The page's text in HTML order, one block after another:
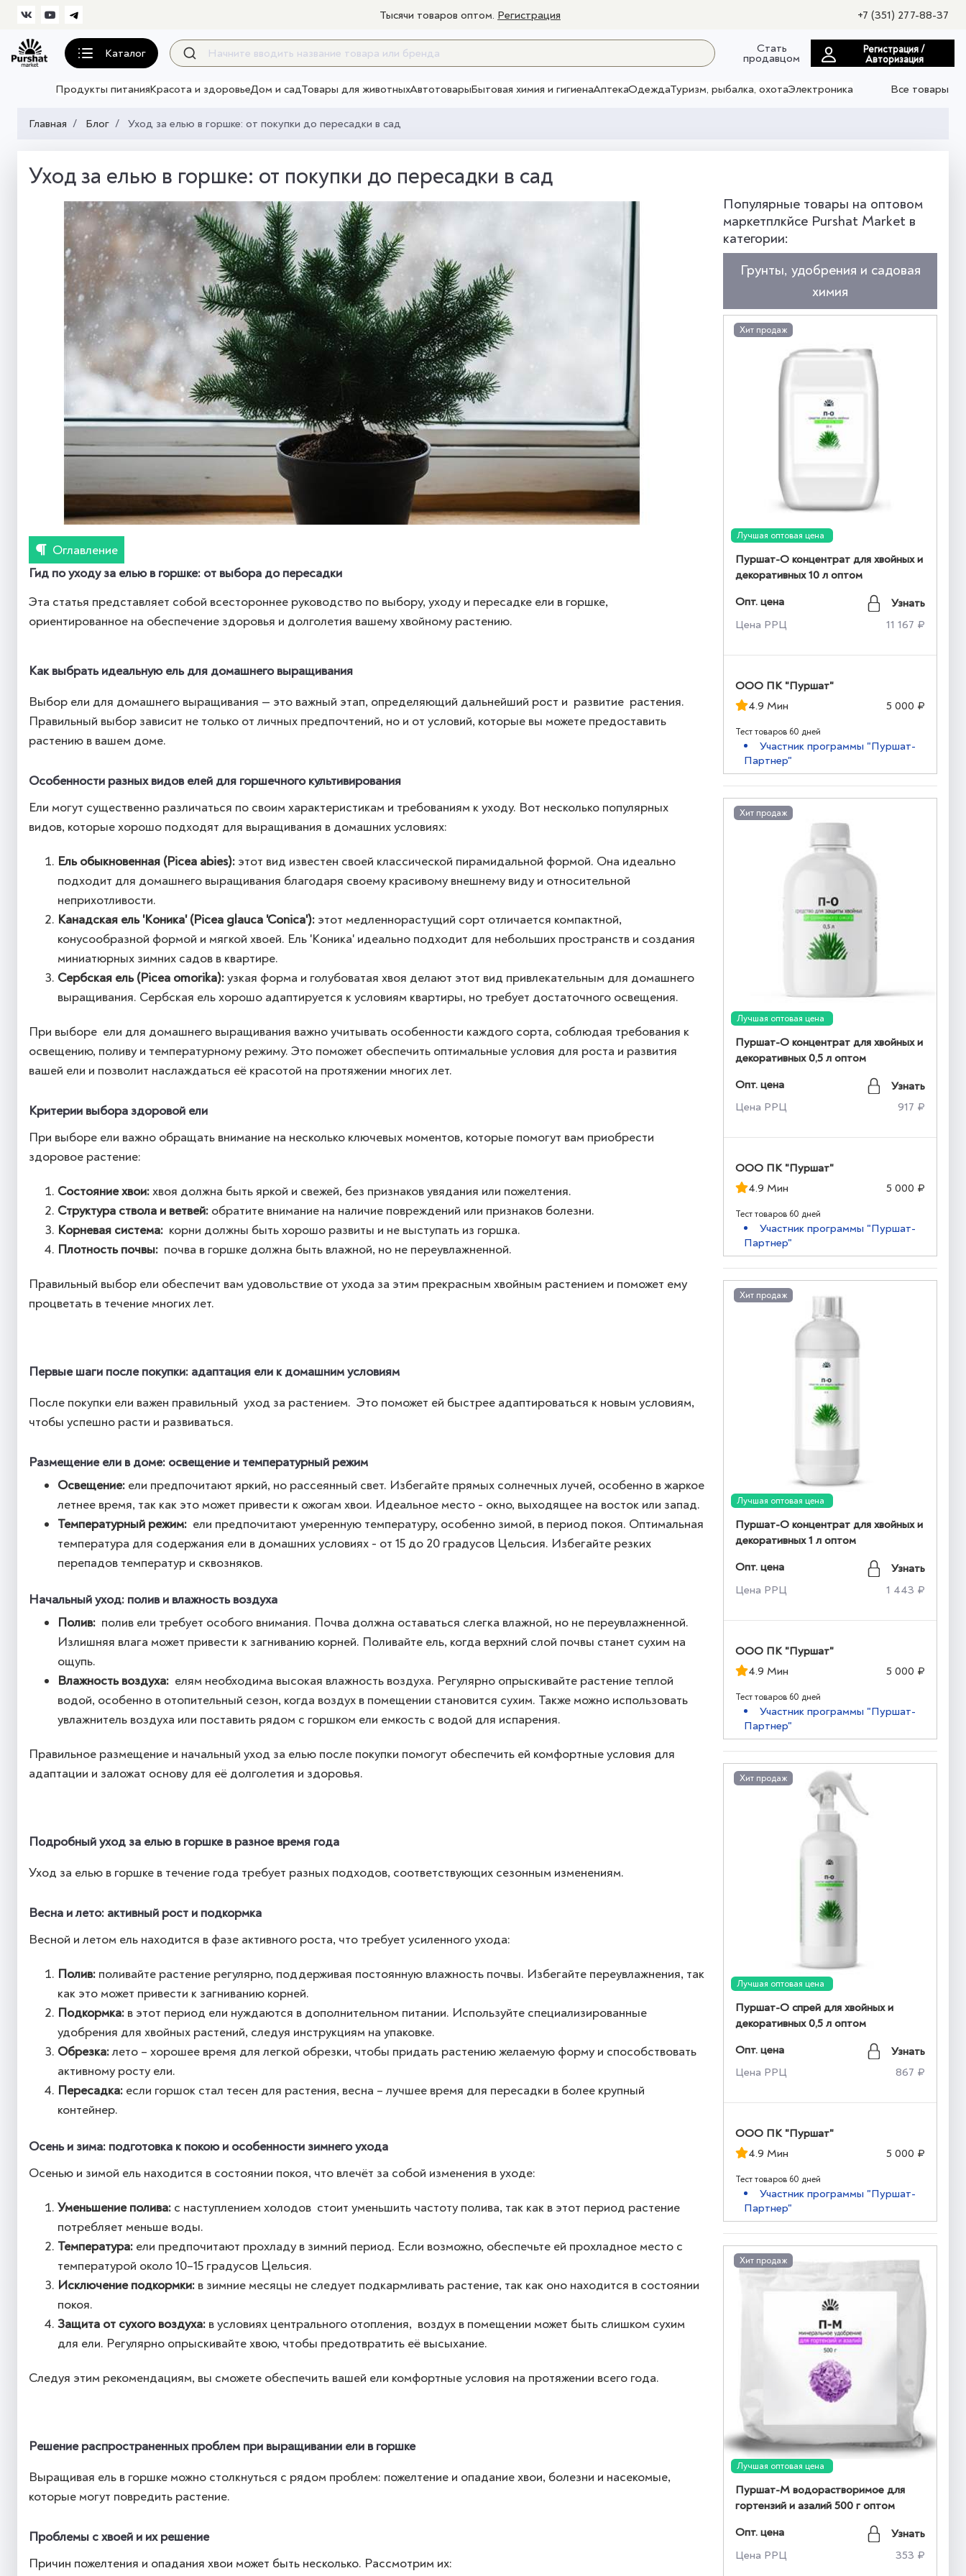
Тысячи товаров оптом. Регистрация +7 (351) 277-88-37
Каталог Стать
продавцом
Регистрация /
Авторизация
Продукты питанияКрасота и здоровьеДом и садТовары для животныхАвтотоварыБытовая химия и гигиенаАптекаОдеждаТуризм, рыбалка, охотаЭлектроника
Все товары
Главная Блог Уход за елью в горшке: от покупки до пересадки в сад
Уход за елью в горшке: от покупки до пересадки в сад
Оглавление
Гид по уходу за елью в горшке: от выбора до пересадки
Эта статья представляет собой всестороннее руководство по выбору, уходу и пересадке ели в горшке,
ориентированное на обеспечение здоровья и долголетия вашему хвойному растению.
Как выбрать идеальную ель для домашнего выращивания
Выбор ели для домашнего выращивания — это важный этап, определяющий дальнейший рост и развитие растения.
Правильный выбор зависит не только от личных предпочтений, но и от условий, которые вы можете предоставить
растению в вашем доме.
Особенности разных видов елей для горшечного культивирования
Ели могут существенно различаться по своим характеристикам и требованиям к уходу. Вот несколько популярных
видов, которые хорошо подходят для выращивания в домашних условиях:
Ель обыкновенная (Picea abies): этот вид известен своей классической пирамидальной формой. Она идеально
подходит для домашнего выращивания благодаря своему красивому внешнему виду и относительной
неприхотливости.
Канадская ель 'Коника' (Picea glauca 'Conica'): этот медленнорастущий сорт отличается компактной,
конусообразной формой и мягкой хвоей. Ель 'Коника' идеально подходит для небольших пространств и создания
миниатюрных зимних садов в квартире.
Сербская ель (Picea omorika):узкая форма и голубоватая хвоя делают этот вид привлекательным для домашнего
выращивания. Сербская ель хорошо адаптируется к условиям квартиры, но требует достаточного освещения.
При выборе ели для домашнего выращивания важно учитывать особенности каждого сорта, соблюдая требования к
освещению, поливу и температурному режиму. Это поможет обеспечить оптимальные условия для роста и развития
вашей ели и позволит наслаждаться её красотой на протяжении многих лет.
Критерии выбора здоровой ели
При выборе ели важно обращать внимание на несколько ключевых моментов, которые помогут вам приобрести
здоровое растение:
Состояние хвои:хвоя должна быть яркой и свежей, без признаков увядания или пожелтения.
Структура ствола и ветвей: обратите внимание на наличие повреждений или признаков болезни.
Корневая система: корни должны быть хорошо развиты и не выступать из горшка.
Плотность почвы: почва в горшке должна быть влажной, но не переувлажненной.
Правильный выбор ели обеспечит вам удовольствие от ухода за этим прекрасным хвойным растением и поможет ему
процветать в течение многих лет.
Первые шаги после покупки: адаптация ели к домашним условиям
После покупки ели важен правильный уход за растением. Это поможет ей быстрее адаптироваться к новым условиям,
чтобы успешно расти и развиваться.
Размещение ели в доме: освещение и температурный режим
Освещение: ели предпочитают яркий, но рассеянный свет. Избегайте прямых солнечных лучей, особенно в жаркое
летнее время, так как это может привести к ожогам хвои. Идеальное место - окно, выходящее на восток или запад.
Температурный режим: ели предпочитают умеренную температуру, особенно зимой, в период покоя. Оптимальная
температура для содержания ели в домашних условиях - от 15 до 20 градусов Цельсия. Избегайте резких
перепадов температур и сквозняков.
Начальный уход: полив и влажность воздуха
Полив: полив ели требует особого внимания. Почва должна оставаться слегка влажной, но не переувлажненной.
Излишняя влага может привести к загниванию корней. Поливайте ель, когда верхний слой почвы станет сухим на
ощупь.
Влажность воздуха: елям необходима высокая влажность воздуха. Регулярно опрыскивайте растение теплой
водой, особенно в отопительный сезон, когда воздух в помещении становится сухим. Также можно использовать
увлажнитель воздуха или поставить рядом с горшком ели емкость с водой для испарения.
Правильное размещение и начальный уход за елью после покупки помогут обеспечить ей комфортные условия для
адаптации и заложат основу для её долголетия и здоровья.
Подробный уход за елью в горшке в разное время года
Уход за елью в горшке в течение года требует разных подходов, соответствующих сезонным изменениям.
Весна и лето: активный рост и подкормка
Весной и летом ель находится в фазе активного роста, что требует усиленного ухода:
Полив: поливайте растение регулярно, поддерживая постоянную влажность почвы. Избегайте переувлажнения, так
как это может привести к загниванию корней.
Подкормка: в этот период ели нуждаются в дополнительном питании. Используйте специализированные
удобрения для хвойных растений, следуя инструкциям на упаковке.
Обрезка:лето – хорошее время для легкой обрезки, чтобы придать растению желаемую форму и способствовать
активному росту ели.
Пересадка: если горшок стал тесен для растения, весна – лучшее время для пересадки в более крупный
контейнер.
Осень и зима: подготовка к покою и особенности зимнего ухода
Осенью и зимой ель находится в состоянии покоя, что влечёт за собой изменения в уходе:
Уменьшение полива: с наступлением холодов стоит уменьшить частоту полива, так как в этот период растение
потребляет меньше воды.
Температура: ели предпочитают прохладу в зимний период. Если возможно, обеспечьте ей прохладное место с
температурой около 10–15 градусов Цельсия.
Исключение подкормки: в зимние месяцы не следует подкармливать растение, так как оно находится в состоянии
покоя.
Защита от сухого воздуха: в условиях центрального отопления, воздух в помещении может быть слишком сухим
для ели. Регулярно опрыскивайте хвою, чтобы предотвратить её высыхание.
Следуя этим рекомендациям, вы сможете обеспечить вашей ели комфортные условия на протяжении всего года.
Решение распространенных проблем при выращивании ели в горшке
Выращивая ель в горшке можно столкнуться с рядом проблем: пожелтение и опадание хвои, болезни и насекомые,
которые могут повредить растение.
Проблемы с хвоей и их решение
Причин пожелтения и опадания хвои может быть несколько. Рассмотрим их:
Популярные товары на оптовом
маркетплкйсе Purshat Market в
категории:
Грунты, удобрения и садовая
химия
Хит продаж
Лучшая оптовая цена
Пуршат-О концентрат для хвойных и
декоративных 10 л оптом
Опт. цена
Узнать
Цена РРЦ
11 167 ₽
ООО ПК "Пуршат"
4.9 Мин
5 000 ₽
Тест товаров 60 дней
Участник программы "Пуршат-
Партнер"
Хит продаж
Лучшая оптовая цена
Пуршат-О концентрат для хвойных и
декоративных 0,5 л оптом
Опт. цена
Узнать
Цена РРЦ
917 ₽
ООО ПК "Пуршат"
4.9 Мин
5 000 ₽
Тест товаров 60 дней
Участник программы "Пуршат-
Партнер"
Хит продаж
Лучшая оптовая цена
Пуршат-О концентрат для хвойных и
декоративных 1 л оптом
Опт. цена
Узнать
Цена РРЦ
1 443 ₽
ООО ПК "Пуршат"
4.9 Мин
5 000 ₽
Тест товаров 60 дней
Участник программы "Пуршат-
Партнер"
Хит продаж
Лучшая оптовая цена
Пуршат-О спрей для хвойных и
декоративных 0,5 л оптом
Опт. цена
Узнать
Цена РРЦ
867 ₽
ООО ПК "Пуршат"
4.9 Мин
5 000 ₽
Тест товаров 60 дней
Участник программы "Пуршат-
Партнер"
Хит продаж
Лучшая оптовая цена
Пуршат-М водорастворимое для
гортензий и азалий 500 г оптом
Опт. цена
Узнать
Цена РРЦ
353 ₽